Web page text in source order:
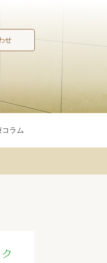
せ
コラム